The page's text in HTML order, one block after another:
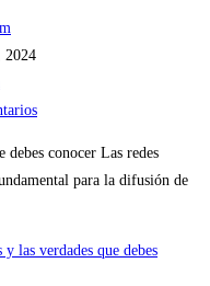
2024
debes conocer Las redes
para la difusión de
las verdades que debes